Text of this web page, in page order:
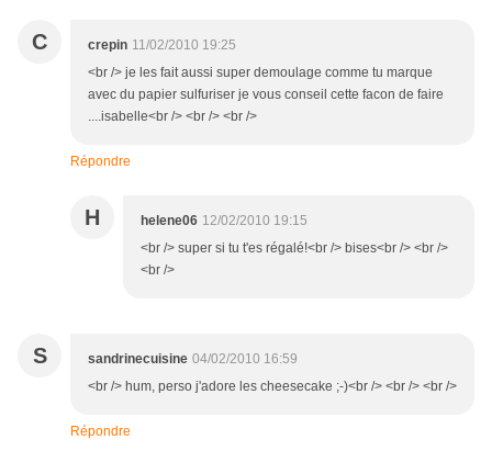
C crepin 11/02/2010 19:25
<br /> je les fait aussi super demoulage comme tu marque
avec du papier sulfuriser je vous conseil cette facon de faire
....isabelle<br /> <br /> <br />
Répondre
H helene06 12/02/2010 19:15
<br /> super si tu t'es régalé!<br /> bises<br /> <br />
<br />
S sandrinecuisine 04/02/2010 16:59
<br /> hum, perso j'adore les cheesecake ;-)<br /> <br /> <br />
Répondre